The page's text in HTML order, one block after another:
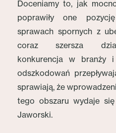
Doceniamy to, jak
poprawiły one
sprawach spornych z
coraz szersza
konkurencja w branży
odszkodowań
sprawiają, że
tego obszaru wydaje się
Jaworski.